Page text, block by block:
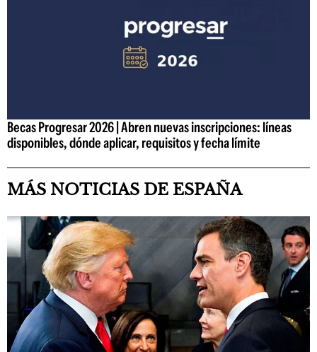
Becas Progresar 2026 | Abren nuevas inscripciones: líneas
disponibles, dónde aplicar, requisitos y fecha límite
MÁS NOTICIAS DE ESPAÑA